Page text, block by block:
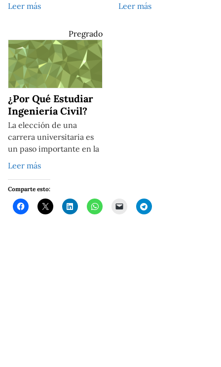
Leer más
Leer más
Pregrado
¿Por Qué Estudiar
Ingeniería Civil?
La elección de una
carrera universitaria es
un paso importante en la
Leer más
Comparte esto: